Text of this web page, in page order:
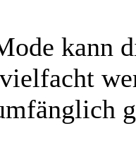
kann